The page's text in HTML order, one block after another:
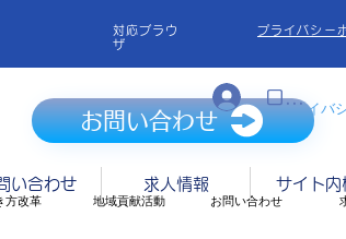
対応ブラウ
ザ
プライバシー
お問い合わせ
い合わせ 求人情報 サイト内
ログイン
方改革 地域貢献活動 お問い合わせ
対応ブラウザ プライバ